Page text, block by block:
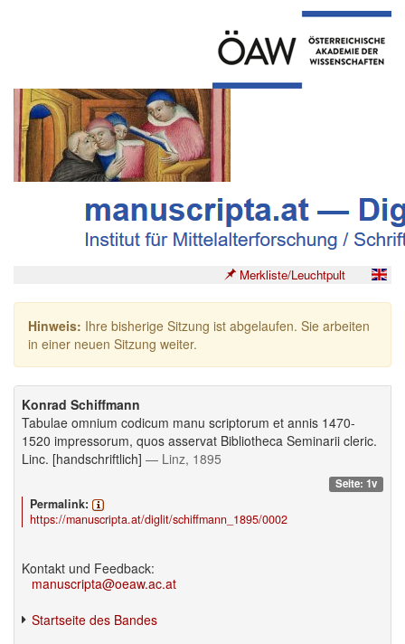
Merkliste/Leuchtpult
Hinweis: Ihre bisherige Sitzung ist abgelaufen. Sie arbeiten
in einer neuen Sitzung weiter.
Konrad Schiffmann
Tabulae omnium codicum manu scriptorum et annis 1470-
1520 impressorum, quos asservat Bibliotheca Seminarii cleric.
Linc. [handschriftlich] — Linz, 1895
Seite: 1v
Permalink:
https://manuscripta.at/diglit/schiffmann_1895/0002
Kontakt und Feedback:
manuscripta@oeaw.ac.at
Startseite des Bandes